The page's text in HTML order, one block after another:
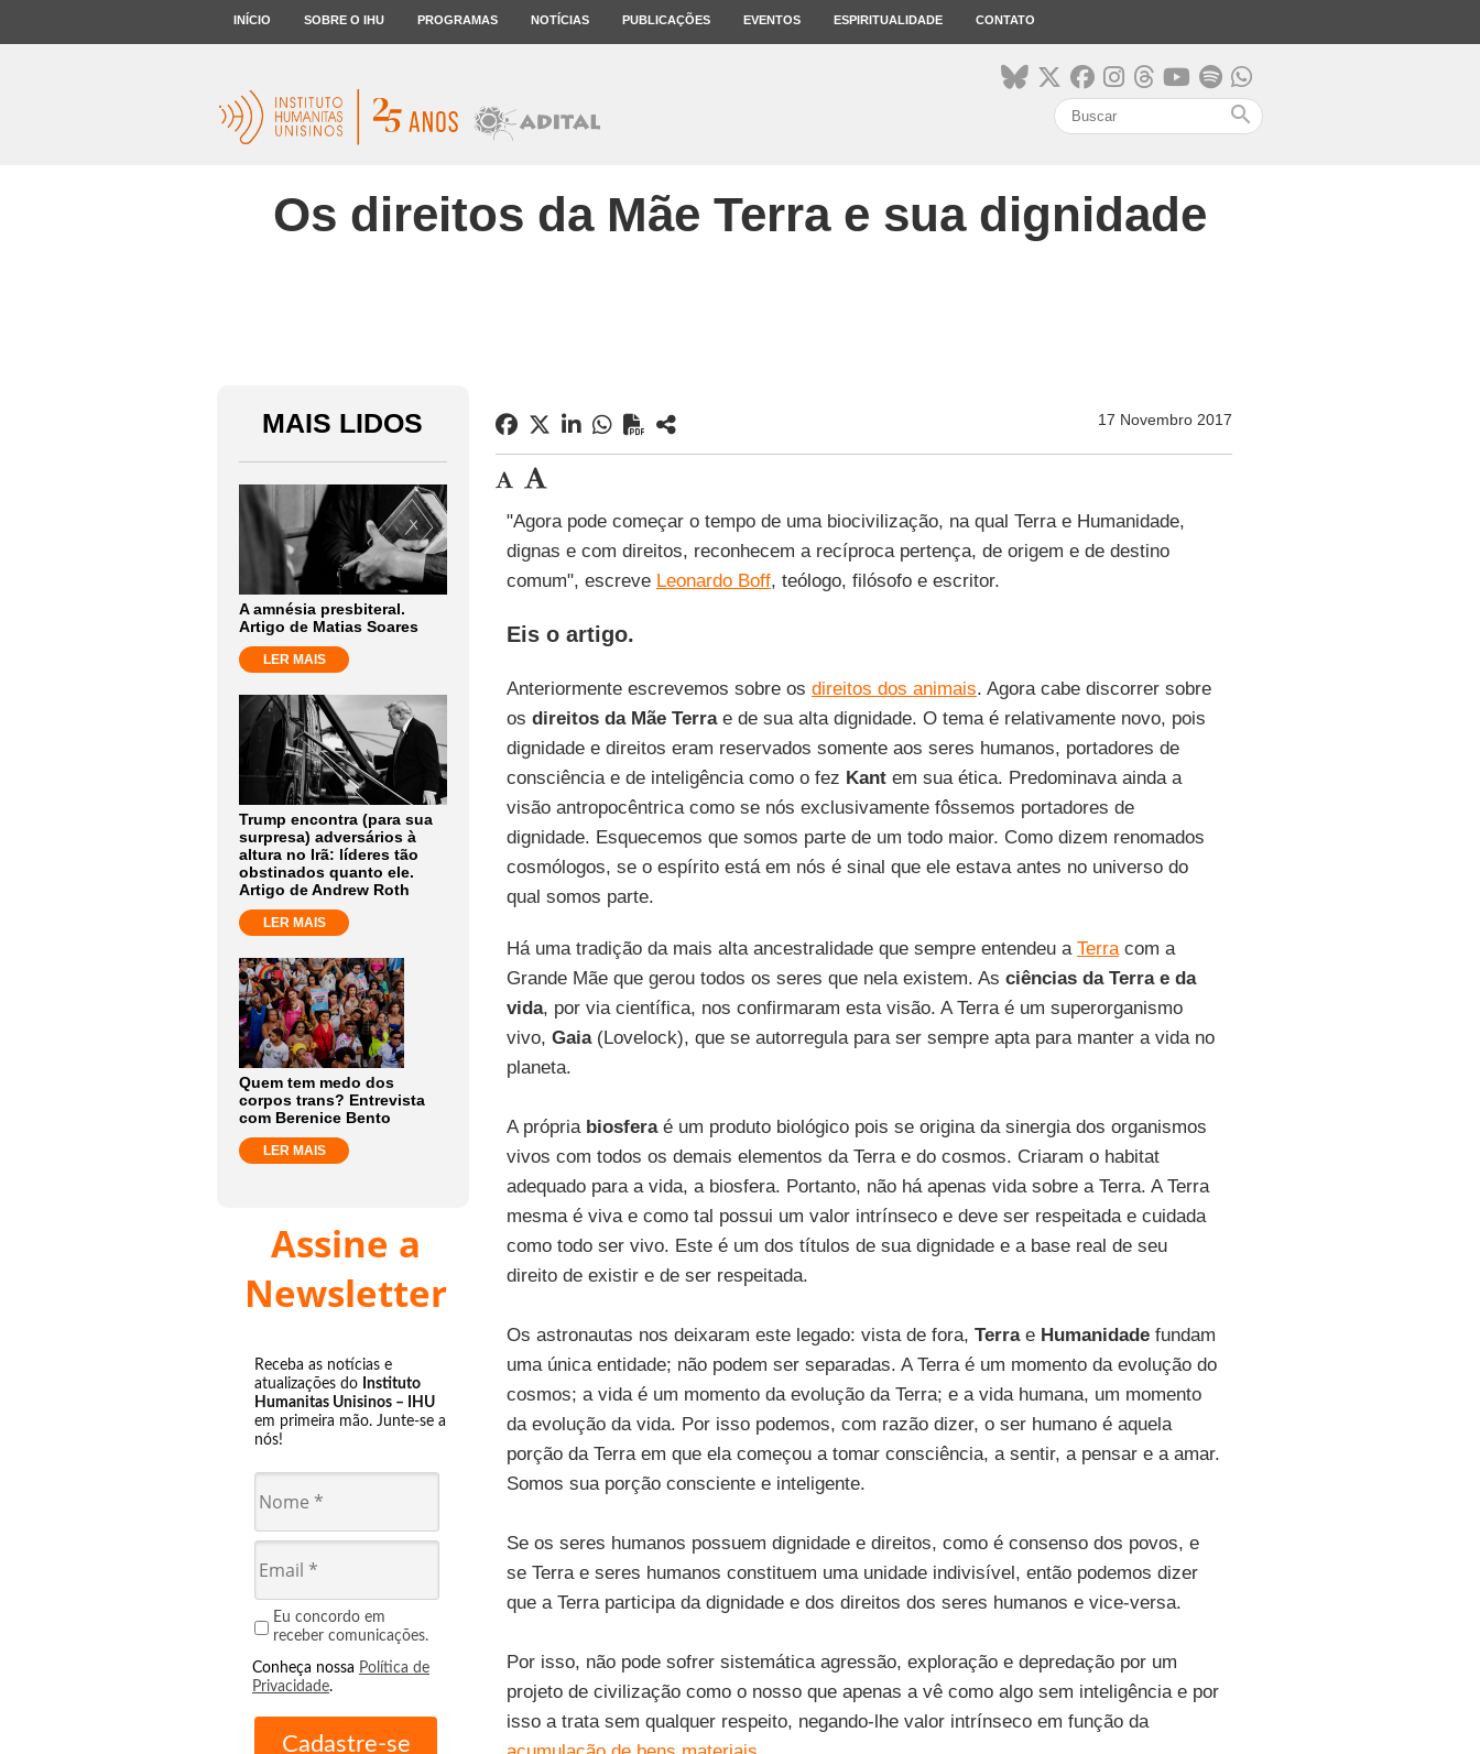
INÍCIO SOBRE O IHU PROGRAMAS NOTÍCIAS PUBLICAÇÕES EVENTOS ESPIRITUALIDADE CONTATO
search
Os direitos da Mãe Terra e sua dignidade
MAIS LIDOS
A amnésia presbiteral.
Artigo de Matias Soares
LER MAIS
Trump encontra (para sua
surpresa) adversários à
altura no Irã: líderes tão
obstinados quanto ele.
Artigo de Andrew Roth
LER MAIS
Quem tem medo dos
corpos trans? Entrevista
com Berenice Bento
LER MAIS
Assine a
Newsletter
Receba as notícias e
atualizações do Instituto
Humanitas Unisinos – IHU
em primeira mão. Junte-se a
nós!
Eu concordo em
receber comunicações.
Conheça nossa Política de
Privacidade.
17 Novembro 2017
"Agora pode começar o tempo de uma biocivilização, na qual Terra e Humanidade,
dignas e com direitos, reconhecem a recíproca pertença, de origem e de destino
comum", escreve Leonardo Boff, teólogo, filósofo e escritor.
Eis o artigo.
Anteriormente escrevemos sobre os direitos dos animais. Agora cabe discorrer sobre
os direitos da Mãe Terrae de sua alta dignidade. O tema é relativamente novo, pois
dignidade e direitos eram reservados somente aos seres humanos, portadores de
consciência e de inteligência como o fez Kantem sua ética. Predominava ainda a
visão antropocêntrica como se nós exclusivamente fôssemos portadores de
dignidade. Esquecemos que somos parte de um todo maior. Como dizem renomados
cosmólogos, se o espírito está em nós é sinal que ele estava antes no universo do
qual somos parte.
Há uma tradição da mais alta ancestralidade que sempre entendeu a Terracom a
Grande Mãe que gerou todos os seres que nela existem. As ciências da Terra e da
vida, por via científica, nos confirmaram esta visão. A Terra é um superorganismo
vivo, Gaia(Lovelock), que se autorregula para ser sempre apta para manter a vida no
planeta.
A própria biosferaé um produto biológico pois se origina da sinergia dos organismos
vivos com todos os demais elementos da Terra e do cosmos. Criaram o habitat
adequado para a vida, a biosfera. Portanto, não há apenas vida sobre a Terra. A Terra
mesma é viva e como tal possui um valor intrínseco e deve ser respeitada e cuidada
como todo ser vivo. Este é um dos títulos de sua dignidade e a base real de seu
direito de existir e de ser respeitada.
Os astronautas nos deixaram este legado: vista de fora, Terrae Humanidadefundam
uma única entidade; não podem ser separadas. A Terra é um momento da evolução do
cosmos; a vida é um momento da evolução da Terra; e a vida humana, um momento
da evolução da vida. Por isso podemos, com razão dizer, o ser humano é aquela
porção da Terra em que ela começou a tomar consciência, a sentir, a pensar e a amar.
Somos sua porção consciente e inteligente.
Se os seres humanos possuem dignidade e direitos, como é consenso dos povos, e
se Terra e seres humanos constituem uma unidade indivisível, então podemos dizer
que a Terra participa da dignidade e dos direitos dos seres humanos e vice-versa.
Por isso, não pode sofrer sistemática agressão, exploração e depredação por um
projeto de civilização como o nosso que apenas a vê como algo sem inteligência e por
isso a trata sem qualquer respeito, negando-lhe valor intrínseco em função da